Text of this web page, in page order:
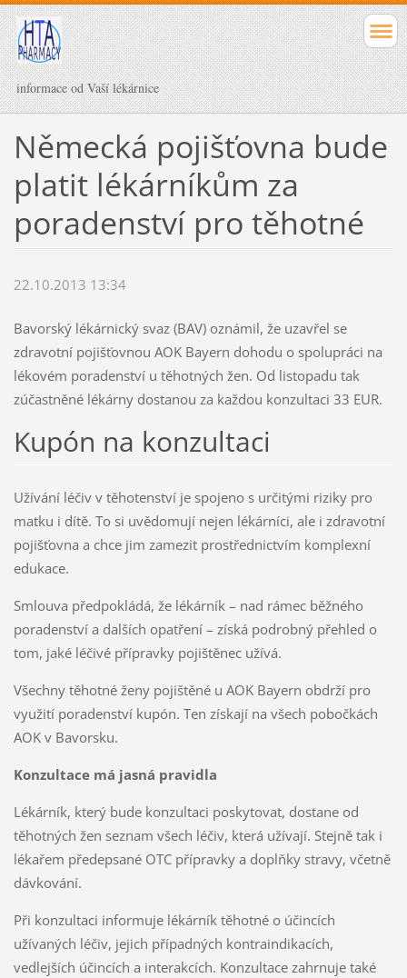
informace od Vaší lékárnice
Německá pojišťovna bude
platit lékárníkům za
poradenství pro těhotné
22.10.2013 13:34
Bavorský lékárnický svaz (BAV) oznámil, že uzavřel se
zdravotní pojišťovnou AOK Bayern dohodu o spolupráci na
lékovém poradenství u těhotných žen. Od listopadu tak
zúčastněné lékárny dostanou za každou konzultaci 33 EUR.
Kupón na konzultaci
Užívání léčiv v těhotenství je spojeno s určitými riziky pro
matku i dítě. To si uvědomují nejen lékárníci, ale i zdravotní
pojišťovna a chce jim zamezit prostřednictvím komplexní
edukace.
Smlouva předpokládá, že lékárník – nad rámec běžného
poradenství a dalších opatření – získá podrobný přehled o
tom, jaké léčivé přípravky pojištěnec užívá.
Všechny těhotné ženy pojištěné u AOK Bayern obdrží pro
využití poradenství kupón. Ten získají na všech pobočkách
AOK v Bavorsku.
Konzultace má jasná pravidla
Lékárník, který bude konzultaci poskytovat, dostane od
těhotných žen seznam všech léčiv, která užívají. Stejně tak i
lékařem předepsané OTC přípravky a doplňky stravy, včetně
dávkování.
Při konzultaci informuje lékárník těhotné o účincích
užívaných léčiv, jejich případných kontraindikacích,
vedlejších účincích a interakcích. Konzultace zahrnuje také